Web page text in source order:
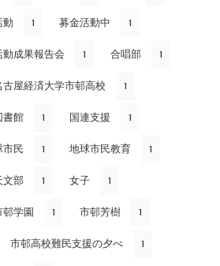
動 1 募金活動中 1
成果報告会 1 合唱部 1
古屋経済大学市邨高校 1
書館 1 国連支援 1
市民 1 地球市民教育 1
文部 1 女子 1
邨学園 1 市邨芳樹 1
市邨高校難民支援の夕べ 1